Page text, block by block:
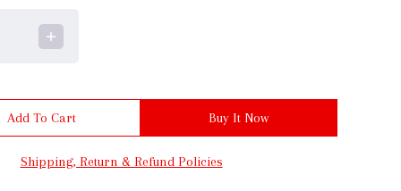
Add To Cart Buy It Now
Shipping, Return & Refund Policies